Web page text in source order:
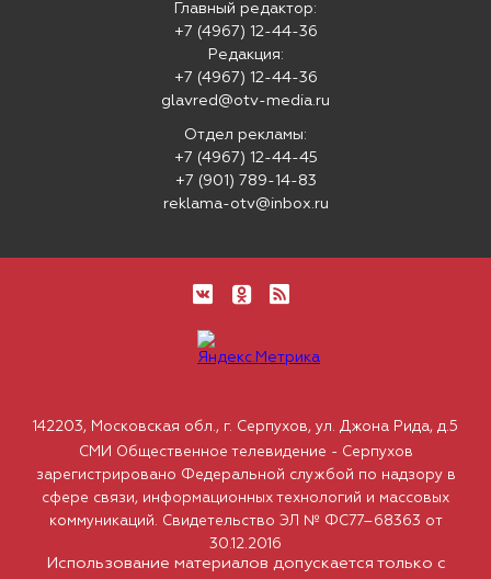
Главный редактор:
+7 (4967) 12-44-36
Редакция:
+7 (4967) 12-44-36
glavred@otv-media.ru
Отдел рекламы:
+7 (4967) 12-44-45
+7 (901) 789-14-83
reklama-otv@inbox.ru
Использование материалов допускается только с
142203, Московская обл., г. Серпухов, ул. Джона Рида, д.5
СМИ Общественное телевидение - Серпухов
зарегистрировано Федеральной службой по надзору в
сфере связи, информационных технологий и массовых
коммуникаций. Свидетельство ЭЛ № ФС77–68363 от
30.12.2016